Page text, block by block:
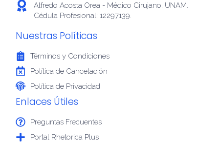
Alfredo Acosta Orea - Médico Cirujano. UNAM.
Cédula Profesional: 12297139.
Nuestras Políticas
Términos y Condiciones
Política de Cancelación
Política de Privacidad
Enlaces Útiles
Preguntas Frecuentes
Portal Rhetorica Plus